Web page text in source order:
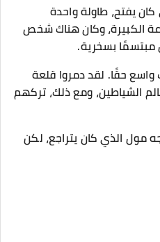
يفتح، طاولة واحدة
الكبيرة، وكان هناك شخص
بسخرية.
حقًا. لقد دمروا قلعة
الشياطين، ومع ذلك، تركهم
الذي كان يتراجع، لكن